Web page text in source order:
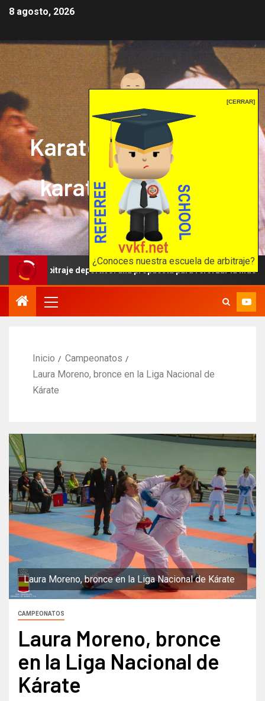
[CERRAR]
¿Conoces nuestra escuela de arbitraje?
8 agosto, 2026
Karate mrprepor: el
karate en internet
El karate en internet
deportivo: una propuesta para reforzar la independencia
Inicio
Campeonatos
Laura Moreno, bronce en la Liga Nacional de
Kárate
Laura Moreno, bronce en la Liga Nacional de Kárate
CAMPEONATOS
Laura Moreno, bronce
en la Liga Nacional de
Kárate